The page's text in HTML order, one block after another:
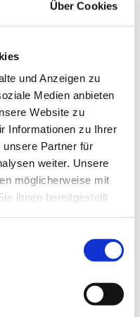
Über Cookies
und Anzeigen zu
Medien anbieten
Website zu
Informationen zu Ihrer
unsere Partner für
weiter. Unsere
möglicherweise mit
ihnen bereitgestellt
20:00 Uhr, , Spexarder
kommen.
Jahrestreffen 2025 der
Allenstein
Gelsenkirchen,
02334-54077
der Veranstaltung
15:00 Uhr,
zu dieser
zu können,
stephan[at]grigat.eu